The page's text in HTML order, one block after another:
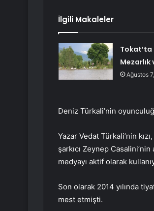
İlgili Makaleler
Tokat’ta
Mezarlık
Ağustos
Deniz Türkali’nin
Yazar Vedat Türkali’nin
şarkıcı Zeynep
medyayı aktif olarak
Son olarak 2014 yılında
mest etmişti.